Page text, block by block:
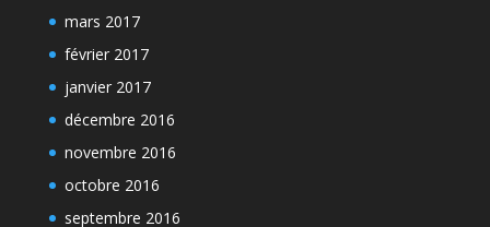
mars 2017
février 2017
janvier 2017
décembre 2016
novembre 2016
octobre 2016
septembre 2016